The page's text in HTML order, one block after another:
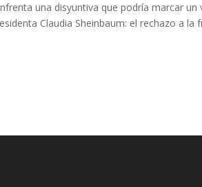
una disyuntiva que podría marcar
Claudia Sheinbaum: el rechazo a